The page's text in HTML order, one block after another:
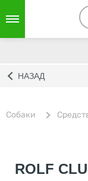
НАЗАД
Собаки
ROLF